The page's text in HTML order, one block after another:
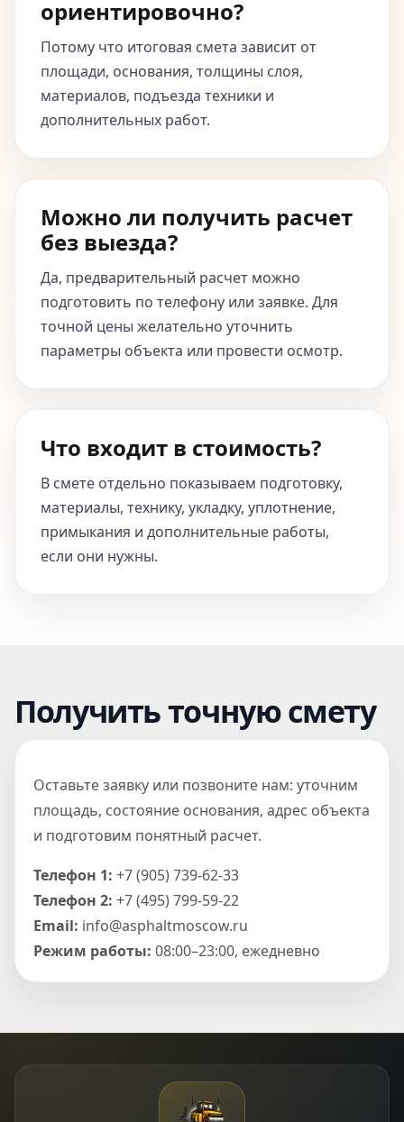
ориентировочно?
Потому что итоговая смета зависит от
площади, основания, толщины слоя,
материалов, подъезда техники и
дополнительных работ.
Можно ли получить расчет
без выезда?
Да, предварительный расчет можно
подготовить по телефону или заявке. Для
точной цены желательно уточнить
параметры объекта или провести осмотр.
Что входит в стоимость?
В смете отдельно показываем подготовку,
материалы, технику, укладку, уплотнение,
примыкания и дополнительные работы,
если они нужны.
Получить точную смету
Оставьте заявку или позвоните нам: уточним
площадь, состояние основания, адрес объекта
и подготовим понятный расчет.
Телефон 1: +7 (905) 739-62-33
Телефон 2: +7 (495) 799-59-22
Email: info@asphaltmoscow.ru
Режим работы: 08:00–23:00, ежедневно